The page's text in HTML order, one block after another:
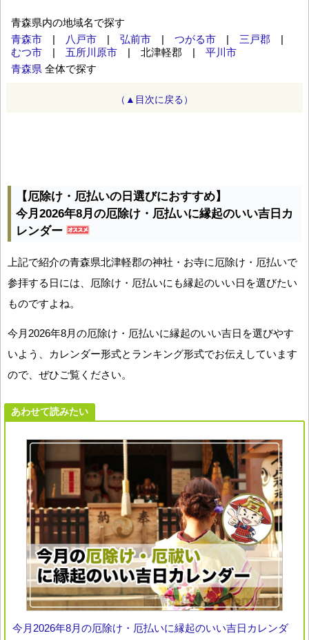
青森県内の地域名で探す
青森市 | 八戸市 | 弘前市 | つがる市 | 三戸郡 |
むつ市 | 五所川原市 | 北津軽郡 | 平川市
青森県 全体で探す
（▲目次に戻る）
【厄除け・厄払いの日選びにおすすめ】
今月2026年8月の厄除け・厄払いに縁起のいい吉日カ
レンダー
上記で紹介の青森県北津軽郡の神社・お寺に厄除け・厄払いで
参拝する日には、厄除け・厄払いにも縁起のいい日を選びたい
ものですよね。
今月2026年8月の厄除け・厄払いに縁起のいい吉日を選びやす
いよう、カレンダー形式とランキング形式でお伝えしています
ので、ぜひご覧ください。
あわせて読みたい
今月2026年8月の厄除け・厄払いに縁起のいい吉日カレンダ